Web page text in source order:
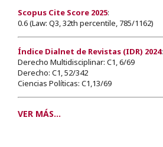
Scopus Cite Score 2025:
0.6 (Law: Q3, 32th percentile, 785/1162)
Índice Dialnet de Revistas (IDR) 2024:
Derecho Multidisciplinar: C1, 6/69
Derecho: C1, 52/342
Ciencias Políticas: C1,13/69
VER MÁS...